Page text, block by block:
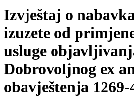
Izvještaj o
izuzete od
usluge
Dobrovoljnog ex
obavještenja 1269-